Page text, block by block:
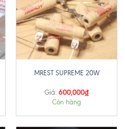
MREST SUPREME 20W
Giá: 600,000₫
Còn hàng